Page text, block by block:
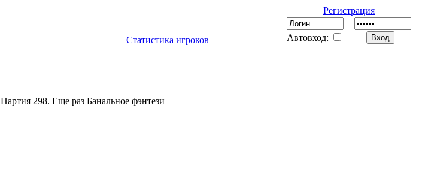
Статистика игроков
Регистрация
Автовход:
Партия 298. Еще раз Банальное фэнтези